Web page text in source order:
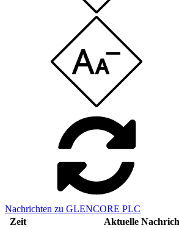
Nachrichten zu GLENCORE PLC
Zeit
Aktuelle